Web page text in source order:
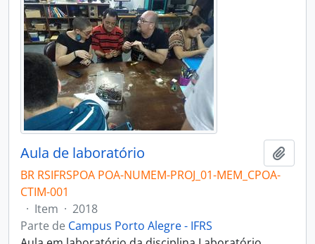
Aula de laboratório
BR RSIFRSPOA POA-NUMEM-PROJ_01-MEM_CPOA-
CTIM-001
· Item · 2018
Parte de Campus Porto Alegre - IFRS